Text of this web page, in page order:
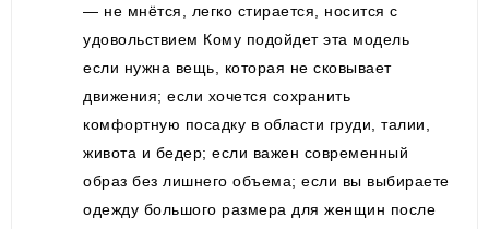
— не мнётся, легко стирается, носится с
удовольствием Кому подойдет эта модель
если нужна вещь, которая не сковывает
движения; если хочется сохранить
комфортную посадку в области груди, талии,
живота и бедер; если важен современный
образ без лишнего объема; если вы выбираете
одежду большого размера для женщин после